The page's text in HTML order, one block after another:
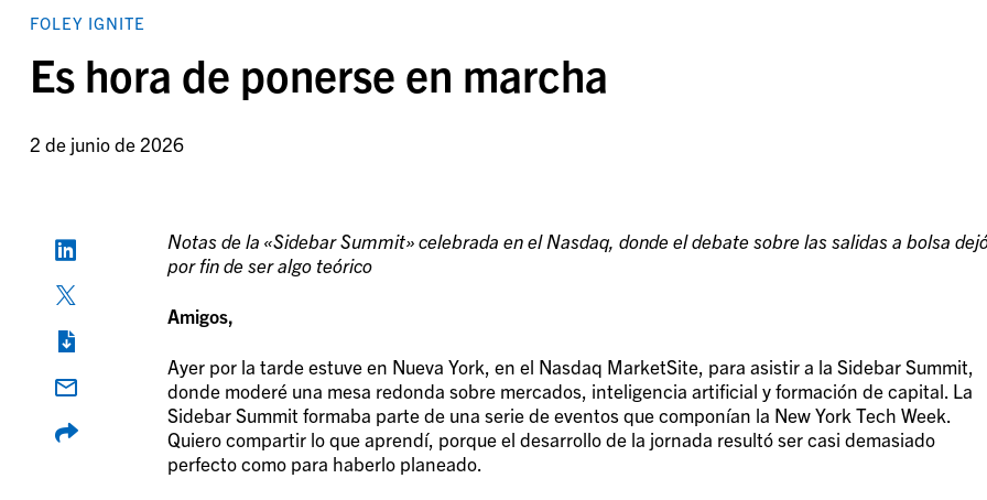
FOLEY IGNITE
Es hora de ponerse en marcha
2 de junio de 2026
Notas de la «Sidebar Summit» celebrada en el Nasdaq, donde el debate sobre las salidas a bolsa
por fin de ser algo teórico
Amigos,
Ayer por la tarde estuve en Nueva York, en el Nasdaq MarketSite, para asistir a la Sidebar Summit,
donde moderé una mesa redonda sobre mercados, inteligencia artificial y formación de capital. La
Sidebar Summit formaba parte de una serie de eventos que componían la New York Tech Week.
Quiero compartir lo que aprendí, porque el desarrollo de la jornada resultó ser casi demasiado
perfecto como para haberlo planeado.